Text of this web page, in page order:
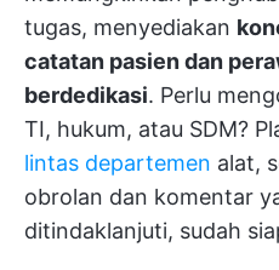
tugas, menyediakan
catatan pasien dan
berdedikasi. Perlu
TI, hukum, atau SDM?
lintas departemen alat,
obrolan dan komentar
ditindaklanjuti, sudah